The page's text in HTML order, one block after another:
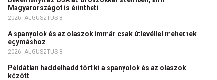
Magyarországot is érintheti
2026. AUGUSZTUS 8.
A spanyolok és az olaszok immár csak útlevéllel mehetnek
egymáshoz
2026. AUGUSZTUS 8.
Példátlan haddelhadd tört ki a spanyolok és az olaszok
között